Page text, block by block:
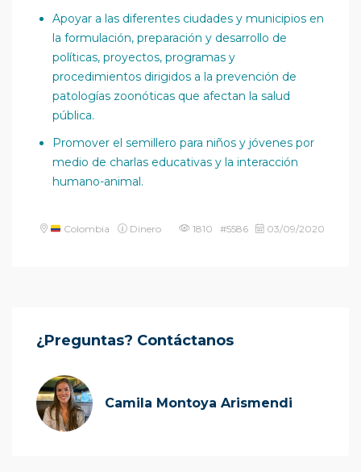
Apoyar a las diferentes ciudades y municipios en
la formulación, preparación y desarrollo de
políticas, proyectos, programas y
procedimientos dirigidos a la prevención de
patologías zoonóticas que afectan la salud
pública.
Promover el semillero para niños y jóvenes por
medio de charlas educativas y la interacción
humano-animal.
Colombia Dinero 1810 #5586 03/09/2020
¿Preguntas? Contáctanos
Camila Montoya Arismendi